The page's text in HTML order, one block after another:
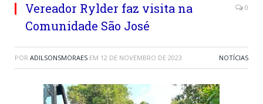
Vereador Rylder faz visita na
Comunidade São José
0
POR ADILSONSMORAES EM 12 DE NOVEMBRO DE 2023 NOTÍCIAS